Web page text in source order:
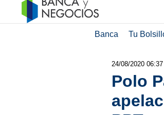
Banca Tu
24/08/2020 06:37
Polo